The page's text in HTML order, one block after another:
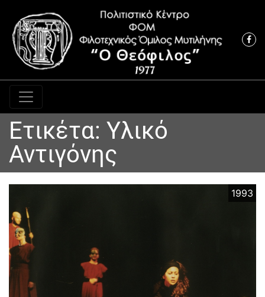
Κύρια πλοήγηση
Ετικέτα: Υλικό
Αντιγόνης
1993